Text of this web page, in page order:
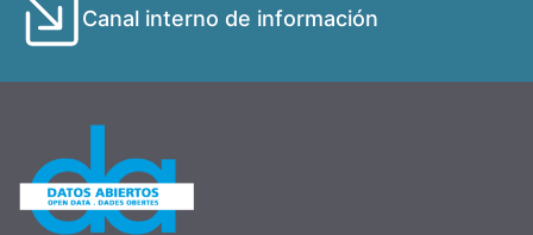
Canal interno de información